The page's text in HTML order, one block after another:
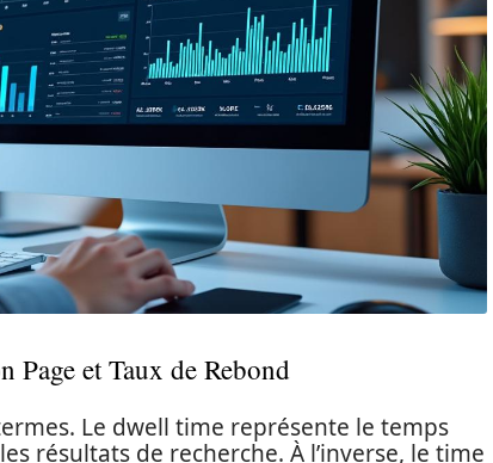
et Taux de Rebond
Le dwell time représente le temps
résultats de recherche. À l’inverse, le time